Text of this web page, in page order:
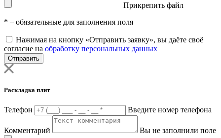
Прикрепить файл
* – обязательные для заполнения поля
Нажимая на кнопку «Отправить заявку», вы даёте своё
согласие на обработку персональных данных
Отправить
Раскладка плит
Телефон Введите номер телефона
Комментарий
Вы не заполнили поле